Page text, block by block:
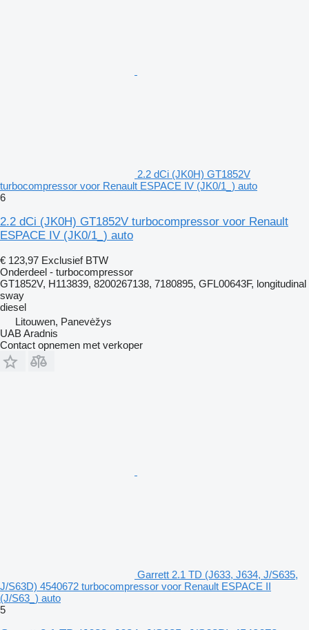
2.2 dCi (JK0H) GT1852V
turbocompressor voor Renault ESPACE IV (JK0/1_) auto
6
2.2 dCi (JK0H) GT1852V turbocompressor voor Renault
ESPACE IV (JK0/1_) auto
€ 123,97 Exclusief BTW
Onderdeel - turbocompressor
GT1852V, H113839, 8200267138, 7180895, GFL00643F, longitudinal
sway
diesel
Litouwen, Panevėžys
UAB Aradnis
Contact opnemen met verkoper
Garrett 2.1 TD (J633, J634, J/S635,
J/S63D) 4540672 turbocompressor voor Renault ESPACE II
(J/S63_) auto
5